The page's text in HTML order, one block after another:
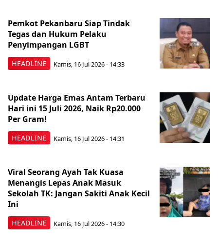
HEADLINE
Pemkot Pekanbaru Siap Tindak
Tegas dan Hukum Pelaku
Penyimpangan LGBT
Kamis, 16 Jul 2026 - 14:33
HEADLINE
Update Harga Emas Antam Terbaru
Hari ini 15 Juli 2026, Naik Rp20.000
Per Gram!
Kamis, 16 Jul 2026 - 14:31
HEADLINE
Viral Seorang Ayah Tak Kuasa
Menangis Lepas Anak Masuk
Sekolah TK: Jangan Sakiti Anak Kecil
Ini
Kamis, 16 Jul 2026 - 14:30